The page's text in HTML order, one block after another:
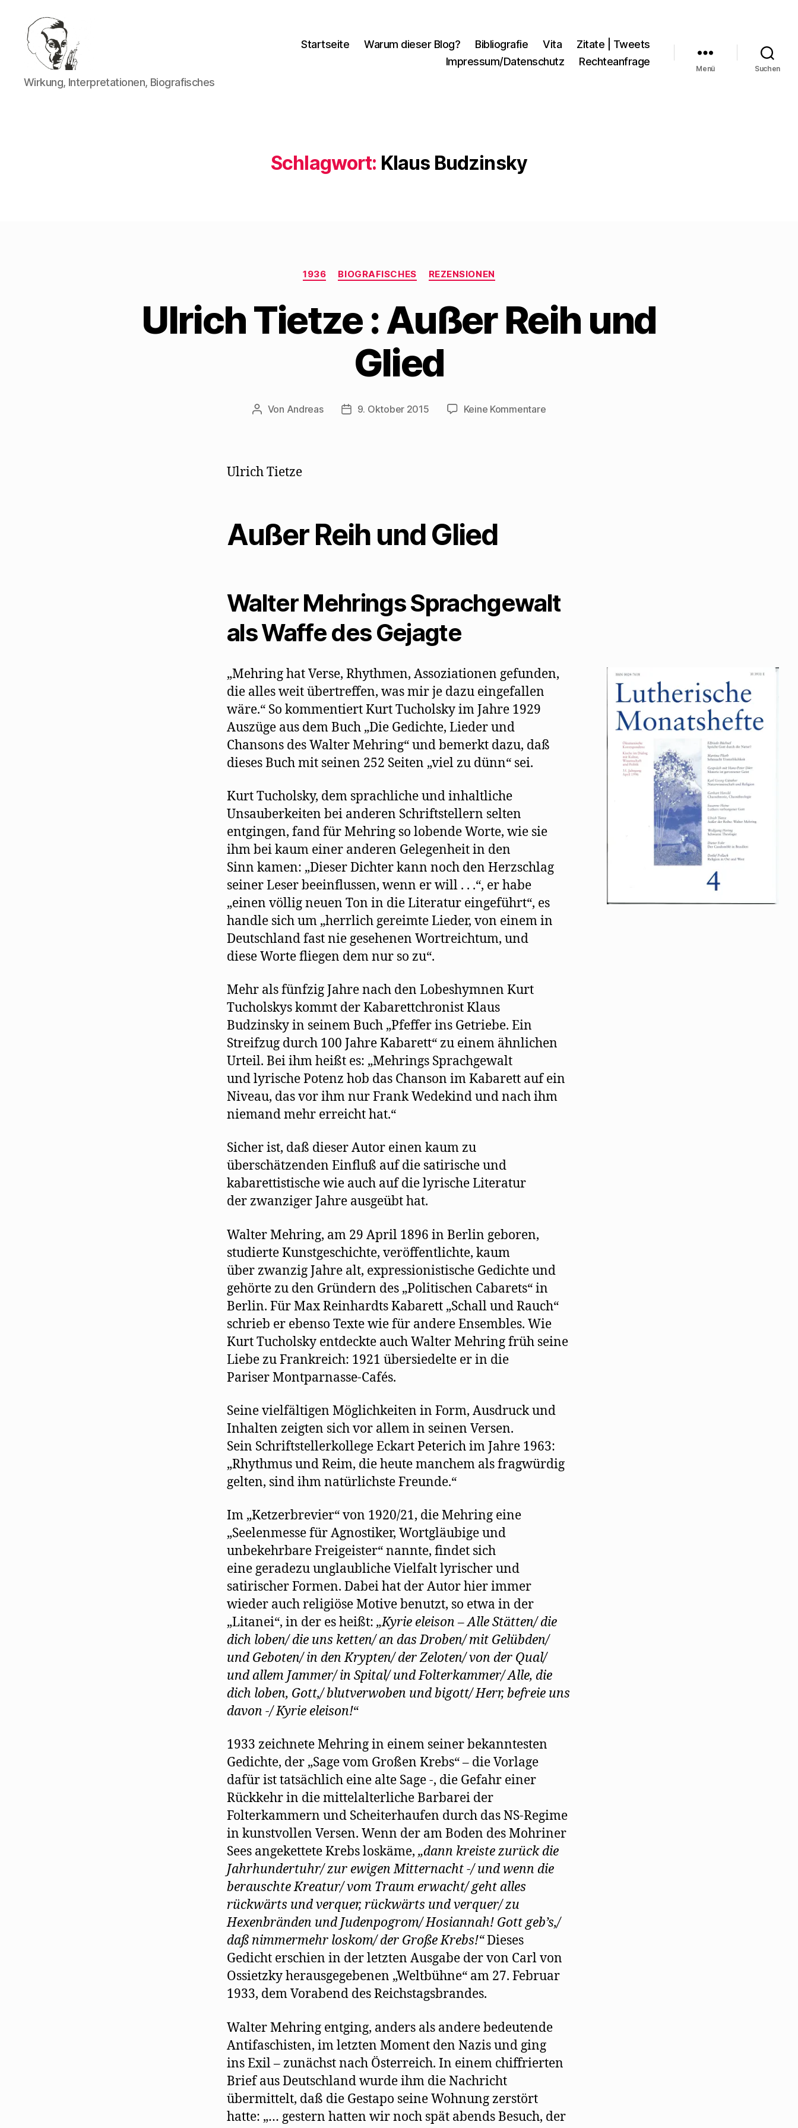
Walter
Mehring
Wirkung, Interpretationen, Biografisches
Startseite Warum dieser Blog? Bibliografie Vita
Zitate | Tweets
Impressum/Datenschutz
Rechteanfrage
Menü Suchen
Schlagwort: Klaus Budzinsky
Kategorien
1936 BIOGRAFISCHES REZENSIONEN
Ulrich Tietze : Außer Reih und
Glied
Beitragsautor
Von Andreas Beitragsdatum
9. Oktober 2015 Keine Kommentarezu
Ulrich Tietze
Außer Reih und Glied
Walter Mehrings Sprachgewalt
als Waffe des Gejagte
„Mehring hat Verse, Rhythmen, Assoziationen gefunden,
die alles weit übertreffen, was mir je dazu eingefallen
wäre.“ So kommentiert Kurt Tucholsky im Jahre 1929
Auszüge aus dem Buch „Die Gedichte, Lieder und
Chansons des Walter Mehring“ und bemerkt dazu, daß
dieses Buch mit seinen 252 Seiten „viel zu dünn“ sei.
Kurt Tucholsky, dem sprachliche und inhaltliche
Unsauberkeiten bei anderen Schriftstellern selten
entgingen, fand für Mehring so lobende Worte, wie sie
ihm bei kaum einer anderen Gelegenheit in den
Sinn kamen: „Dieser Dichter kann noch den Herzschlag
seiner Leser beeinflussen, wenn er will . . .“, er habe
„einen völlig neuen Ton in die Literatur eingeführt“, es
handle sich um „herrlich gereimte Lieder, von einem in
Deutschland fast nie gesehenen Wortreichtum, und
diese Worte fliegen dem nur so zu“.
Mehr als fünfzig Jahre nach den Lobeshymnen Kurt
Tucholskys kommt der Kabarettchronist Klaus
Budzinsky in seinem Buch „Pfeffer ins Getriebe. Ein
Streifzug durch 100 Jahre Kabarett“ zu einem ähnlichen
Urteil. Bei ihm heißt es: „Mehrings Sprachgewalt
und lyrische Potenz hob das Chanson im Kabarett auf ein
Niveau, das vor ihm nur Frank Wedekind und nach ihm
niemand mehr erreicht hat.“
Sicher ist, daß dieser Autor einen kaum zu
überschätzenden Einfluß auf die satirische und
kabarettistische wie auch auf die lyrische Literatur
der zwanziger Jahre ausgeübt hat.
Walter Mehring, am 29 April 1896 in Berlin geboren,
studierte Kunstgeschichte, veröffentlichte, kaum
über zwanzig Jahre alt, expressionistische Gedichte und
gehörte zu den Gründern des „Politischen Cabarets“ in
Berlin. Für Max Reinhardts Kabarett „Schall und Rauch“
schrieb er ebenso Texte wie für andere Ensembles. Wie
Kurt Tucholsky entdeckte auch Walter Mehring früh seine
Liebe zu Frankreich: 1921 übersiedelte er in die
Pariser Montparnasse-Cafés.
Seine vielfältigen Möglichkeiten in Form, Ausdruck und
Inhalten zeigten sich vor allem in seinen Versen.
Sein Schriftstellerkollege Eckart Peterich im Jahre 1963:
„Rhythmus und Reim, die heute manchem als fragwürdig
gelten, sind ihm natürlichste Freunde.“
Im „Ketzerbrevier“ von 1920/21, die Mehring eine
„Seelenmesse für Agnostiker, Wortgläubige und
unbekehrbare Freigeister“ nannte, findet sich
eine geradezu unglaubliche Vielfalt lyrischer und
satirischer Formen. Dabei hat der Autor hier immer
wieder auch religiöse Motive benutzt, so etwa in der
„Litanei“, in der es heißt: „Kyrie eleison – Alle Stätten/ die
dich loben/ die uns ketten/ an das Droben/ mit Gelübden/
und Geboten/ in den Krypten/ der Zeloten/ von der Qual/
und allem Jammer/ in Spital/ und Folterkammer/ Alle, die
dich loben, Gott,/ blutverwoben und bigott/ Herr, befreie uns
davon -/ Kyrie eleison!“
1933 zeichnete Mehring in einem seiner bekanntesten
Gedichte, der „Sage vom Großen Krebs“ – die Vorlage
dafür ist tatsächlich eine alte Sage -, die Gefahr einer
Rückkehr in die mittelalterliche Barbarei der
Folterkammern und Scheiterhaufen durch das NS-Regime
in kunstvollen Versen. Wenn der am Boden des Mohriner
Sees angekettete Krebs loskäme, „dann kreiste zurück die
Jahrhundertuhr/ zur ewigen Mitternacht -/ und wenn die
berauschte Kreatur/ vom Traum erwacht/ geht alles
rückwärts und verquer, rückwärts und verquer/ zu
Hexenbränden und Judenpogrom/ Hosiannah! Gott geb’s,/
daß nimmermehr loskom/ der Große Krebs!“Dieses
Gedicht erschien in der letzten Ausgabe der von Carl von
Ossietzky herausgegebenen „Weltbühne“ am 27. Februar
1933, dem Vorabend des Reichstagsbrandes.
Walter Mehring entging, anders als andere bedeutende
Antifaschisten, im letzten Moment den Nazis und ging
ins Exil – zunächst nach Österreich. In einem chiffrierten
Brief aus Deutschland wurde ihm die Nachricht
übermittelt, daß die Gestapo seine Wohnung zerstört
hatte: „… gestern hatten wir noch spät abends Besuch, der